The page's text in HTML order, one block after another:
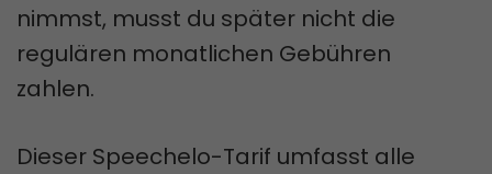
nimmst, musst du später nicht die
regulären monatlichen Gebühren
zahlen.
Dieser Speechelo-Tarif umfasst alle